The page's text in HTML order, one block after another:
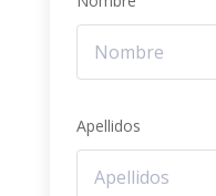
Apellidos